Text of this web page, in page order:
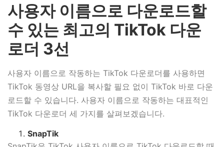
사용자 이름으로 다운로드할
수 있는 최고의 TikTok 다운
로더 3선
사용자 이름으로 작동하는 TikTok 다운로더를 사용하면
TikTok 동영상 URL을 복사할 필요 없이 TikTok 바로 다운
로드할 수 있습니다. 사용자 이름으로 작동하는 대표적인
TikTok 다운로더 세 가지를 살펴보겠습니다.
SnapTik